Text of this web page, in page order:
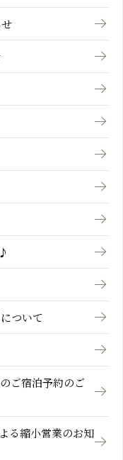
ついて
ご宿泊予約のご
る縮小営業のお知